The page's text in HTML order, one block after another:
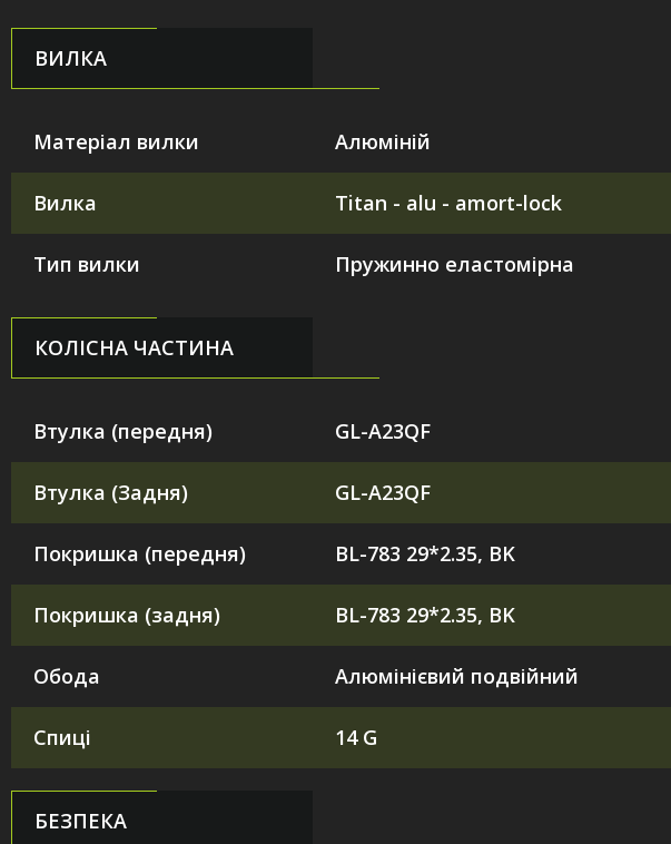
ВИЛКА
Матеріал вилки Алюміній
Вилка Titan - alu - amort-lock
Тип вилки Пружинно еластомірна
КОЛІСНА ЧАСТИНА
Втулка (передня) GL-A23QF
Втулка (Задня) GL-A23QF
Покришка (передня) BL-783 29*2.35, BK
Покришка (задня) BL-783 29*2.35, BK
Обода Алюмінієвий подвійний
Спиці 14 G
БЕЗПЕКА